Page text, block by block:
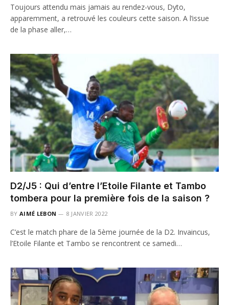
Toujours attendu mais jamais au rendez-vous, Dyto,
apparemment, a retrouvé les couleurs cette saison. A l’issue
de la phase aller,…
D2/J5 : Qui d’entre l’Etoile Filante et Tambo
tombera pour la première fois de la saison ?
BY AIMÉ LEBON 8 JANVIER 2022
C’est le match phare de la 5ème journée de la D2. Invaincus,
l’Etoile Filante et Tambo se rencontrent ce samedi…